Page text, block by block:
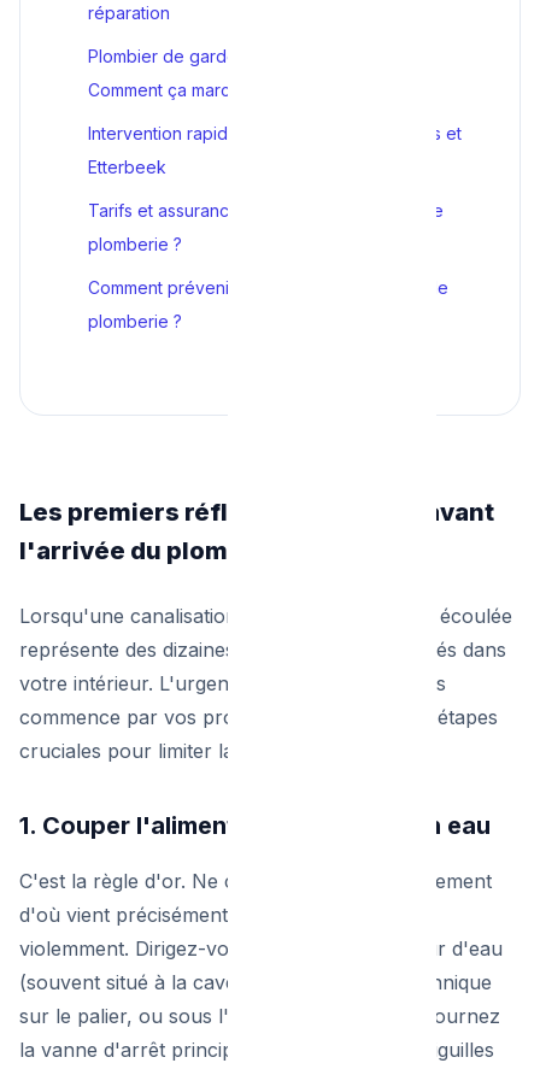
réparation
Plombier de garde la nuit et le dimanche :
Comment ça marche ?
Intervention rapide : De Molenbeek à Ixelles et
Etterbeek
Tarifs et assurance : Qui paie pour l'urgence
plomberie ?
Comment prévenir une future catastrophe de
plomberie ?
Les premiers réflexes : Que faire avant
l'arrivée du plombier ?
Lorsqu'une canalisation cède, chaque minute écoulée
représente des dizaines de litres d'eau déversés dans
votre intérieur. L'urgence plombier à Bruxelles
commence par vos propres actions. Voici les étapes
cruciales pour limiter la casse.
1. Couper l'alimentation générale en eau
C'est la règle d'or. Ne cherchez pas immédiatement
d'où vient précisément la fuite si l'eau jaillit
violemment. Dirigez-vous vers votre compteur d'eau
(souvent situé à la cave, dans un placard technique
sur le palier, ou sous l'évier de la cuisine) et tournez
la vanne d'arrêt principale dans le sens des aiguilles